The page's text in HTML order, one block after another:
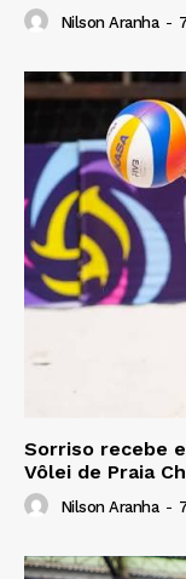
Nilson Aranha -
Sorriso recebe
Vôlei de Praia
Nilson Aranha -